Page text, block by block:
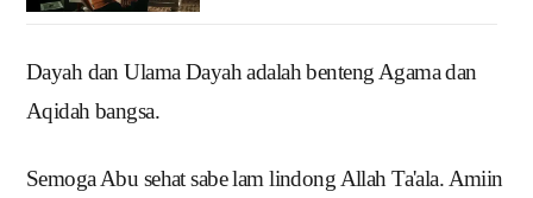
Dayah dan Ulama Dayah adalah benteng Agama dan
Aqidah bangsa.
Semoga Abu sehat sabe lam lindong Allah Ta'ala. Amiin